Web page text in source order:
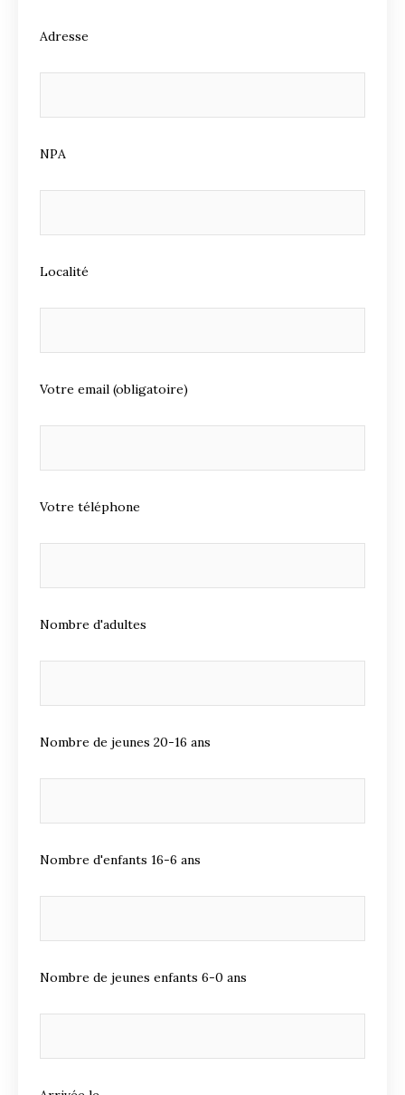
Adresse
NPA
Localité
Votre email (obligatoire)
Votre téléphone
Nombre d'adultes
Nombre de jeunes 20-16 ans
Nombre d'enfants 16-6 ans
Nombre de jeunes enfants 6-0 ans